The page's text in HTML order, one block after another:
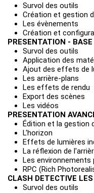
Survol des outils
Création et gestion
Les évènements
Création et
PRESENTATION - BASE
Survol des outils
Application des
Ajout des effets de
Les arrière-plans
Les effets de rendu
Export des scènes
Les vidéos
PRESENTATION
Édition et la gestion
L'horizon
Effets de lumières
La réflexion de
Les environnements
RPC (Rich
CLASH DETECTIVE
Survol des outils